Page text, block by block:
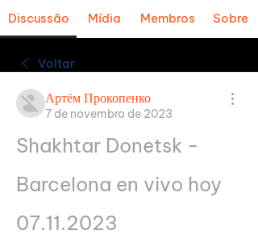
Discussão Mídia Membros Sobre
Voltar
Артём Прокопенко
7 de novembro de 2023
Shakhtar Donetsk -
Barcelona en vivo hoy
07.11.2023